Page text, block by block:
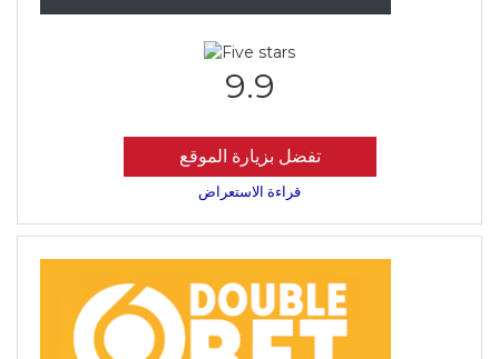
9.9
تفضل بزيارة الموقع
قراءة الاستعراض